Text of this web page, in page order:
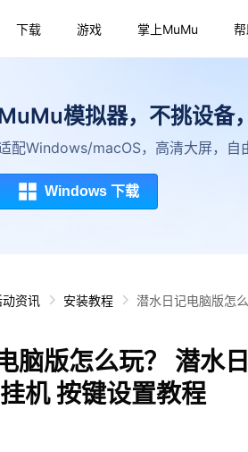
下载 游戏 掌上MuMu
模拟器，不挑设备
配Windows/macOS，高清大屏，自
Windows 下载
动资讯 安装教程 潜水日记电脑版怎
脑版怎么玩？ 潜水
机 按键设置教程